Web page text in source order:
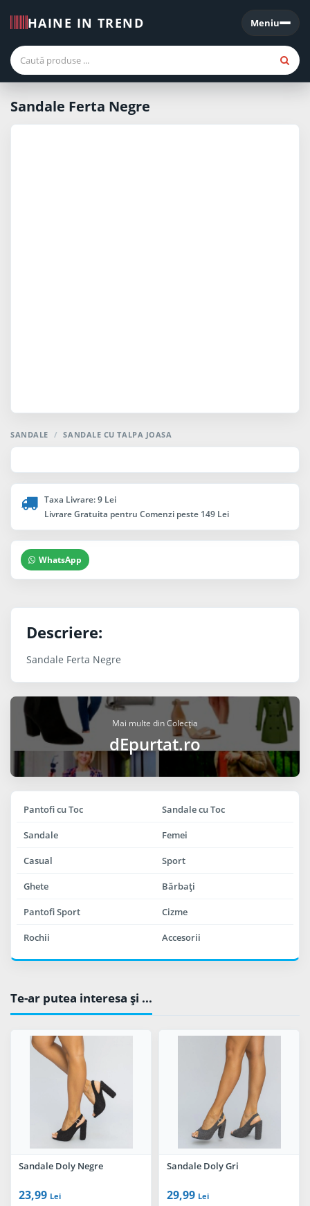
HAINE IN TREND Meniu
Meniu
Sandale Ferta Negre
SANDALE / SANDALE CU TALPA JOASA
Taxa Livrare: 9 Lei
Livrare Gratuita pentru Comenzi peste 149 Lei
WhatsApp
Descriere:
Sandale Ferta Negre
Mai multe din Colecția
dEpurtat.ro
Pantofi cu Toc Sandale cu Toc
Sandale Femei
Casual Sport
Ghete Bărbaţi
Pantofi Sport Cizme
Rochii Accesorii
Te-ar putea interesa şi ...
Sandale Doly Negre
23,99 Lei
Sandale Doly Gri
29,99 Lei